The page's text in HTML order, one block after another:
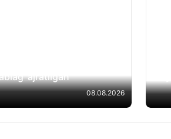
ajratilgan
08.08.2026